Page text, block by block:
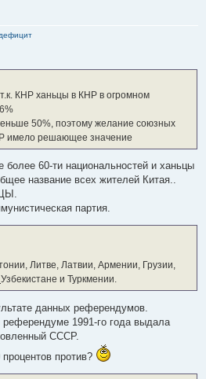
когда Горбачев начинал
КНР ханьцы в КНР в огромном
50%, поэтому желание союзных
имело решающее значение
60-ти национальностей и ханьцы
название всех жителей Китая..
партия.
Литве, Латвии, Армении, Грузии,
Узбекистане и Туркмении.
данных референдумов.
1991-го года выдала
СССР.
против?